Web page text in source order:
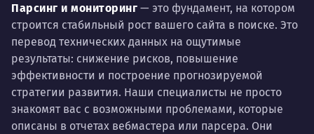
Парсинг и мониторинг — это фундамент, на котором
строится стабильный рост вашего сайта в поиске. Это
перевод технических данных на ощутимые
результаты: снижение рисков, повышение
эффективности и построение прогнозируемой
стратегии развития. Наши специалисты не просто
знакомят вас с возможными проблемами, которые
описаны в отчетах вебмастера или парсера. Они